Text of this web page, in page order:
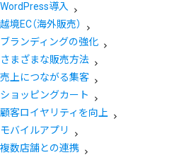
WordPress導入
越境EC（海外販売）
ブランディングの強化
さまざまな販売方法
売上につながる集客
ショッピングカート
顧客ロイヤリティを向上
モバイルアプリ
複数店舗との連携